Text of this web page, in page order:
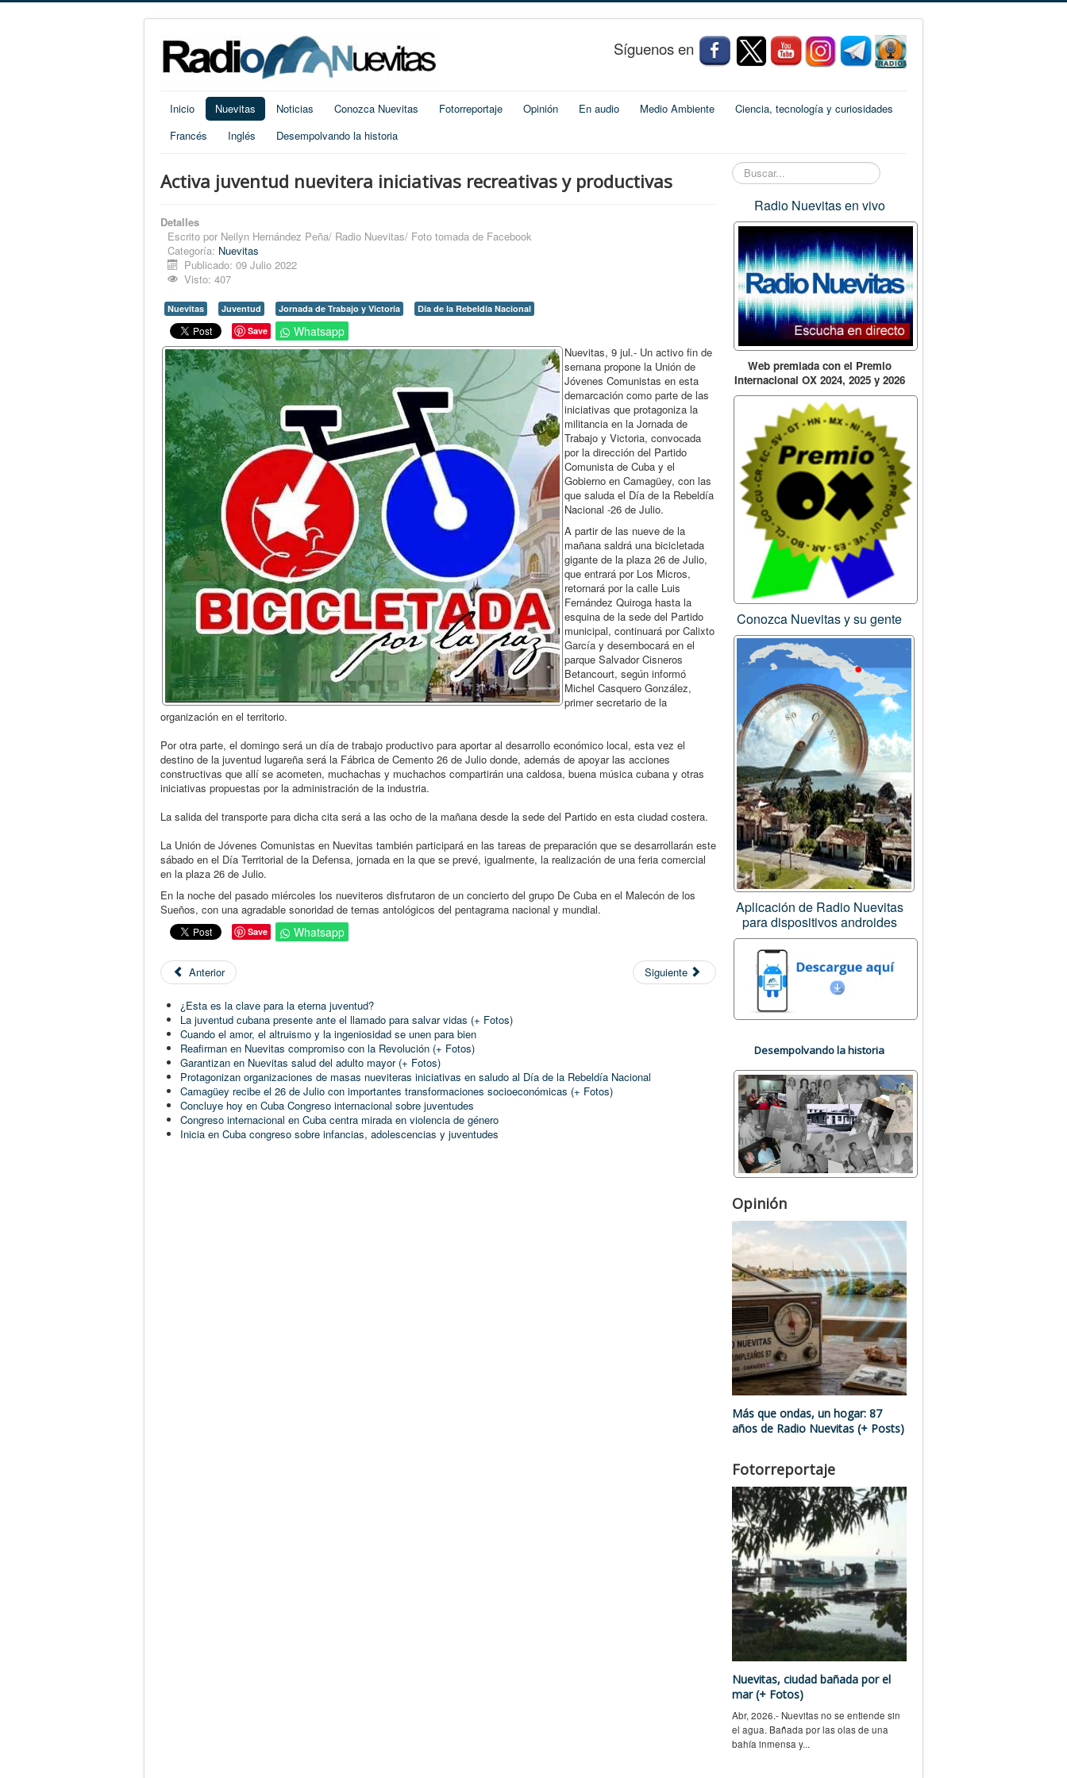
Síguenos en
Inicio Nuevitas Noticias Conozca Nuevitas Fotorreportaje Opinión En audio Medio Ambiente
Ciencia, tecnología y curiosidades
Francés
Inglés Desempolvando la historia
Activa juventud nuevitera iniciativas recreativas y productivas
Detalles
Escrito por Neilyn Hernández Peña/ Radio Nuevitas/ Foto tomada de Facebook
Categoría: Nuevitas
Publicado: 09 Julio 2022
Visto: 407
Nuevitas Juventud Jornada de Trabajo y Victoria
Día de la Rebeldía Nacional
Save
Whatsapp
Nuevitas, 9 jul.- Un activo fin de
semana propone la Unión de
Jóvenes Comunistas en esta
demarcación como parte de las
iniciativas que protagoniza la
militancia en la Jornada de
Trabajo y Victoria, convocada
por la dirección del Partido
Comunista de Cuba y el
Gobierno en Camagüey, con las
que saluda el Día de la Rebeldía
Nacional -26 de Julio.
A partir de las nueve de la
mañana saldrá una bicicletada
gigante de la plaza 26 de Julio,
que entrará por Los Micros,
retornará por la calle Luis
Fernández Quiroga hasta la
esquina de la sede del Partido
municipal, continuará por Calixto
García y desembocará en el
parque Salvador Cisneros
Betancourt, según informó
Michel Casquero González,
primer secretario de la
organización en el territorio.
Por otra parte, el domingo será un día de trabajo productivo para aportar al desarrollo económico local, esta vez el
destino de la juventud lugareña será la Fábrica de Cemento 26 de Julio donde, además de apoyar las acciones
constructivas que allí se acometen, muchachas y muchachos compartirán una caldosa, buena música cubana y otras
iniciativas propuestas por la administración de la industria.
La salida del transporte para dicha cita será a las ocho de la mañana desde la sede del Partido en esta ciudad costera.
La Unión de Jóvenes Comunistas en Nuevitas también participará en las tareas de preparación que se desarrollarán este
sábado en el Día Territorial de la Defensa, jornada en la que se prevé, igualmente, la realización de una feria comercial
en la plaza 26 de Julio.
En la noche del pasado miércoles los nueviteros disfrutaron de un concierto del grupo De Cuba en el Malecón de los
Sueños, con una agradable sonoridad de temas antológicos del pentagrama nacional y mundial.
Save Whatsapp
Anterior Siguiente
¿Esta es la clave para la eterna juventud?
La juventud cubana presente ante el llamado para salvar vidas (+ Fotos)
Cuando el amor, el altruismo y la ingeniosidad se unen para bien
Reafirman en Nuevitas compromiso con la Revolución (+ Fotos)
Garantizan en Nuevitas salud del adulto mayor (+ Fotos)
Protagonizan organizaciones de masas nueviteras iniciativas en saludo al Día de la Rebeldía Nacional
Camagüey recibe el 26 de Julio con importantes transformaciones socioeconómicas (+ Fotos)
Concluye hoy en Cuba Congreso internacional sobre juventudes
Congreso internacional en Cuba centra mirada en violencia de género
Inicia en Cuba congreso sobre infancias, adolescencias y juventudes
Buscar...
Radio Nuevitas en vivo
Web premiada con el Premio
Internacional OX 2024, 2025 y 2026
Conozca Nuevitas y su gente
Aplicación de Radio Nuevitas
para dispositivos androides
Desempolvando la historia
Opinión
Más que ondas, un hogar: 87
años de Radio Nuevitas (+ Posts)
Fotorreportaje
Nuevitas, ciudad bañada por el
mar (+ Fotos)
Abr, 2026.- Nuevitas no se entiende sin
el agua. Bañada por las olas de una
bahía inmensa y...